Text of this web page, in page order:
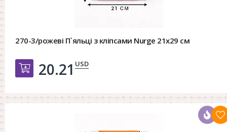
270-3/рожеві П`яльці з кліпсами Nurge 21х29 см
Добавить в корзину
20.21 USD